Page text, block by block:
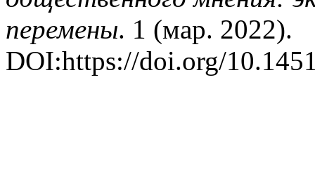
перемены. 1 (мар. 2022).
DOI:https://doi.org/